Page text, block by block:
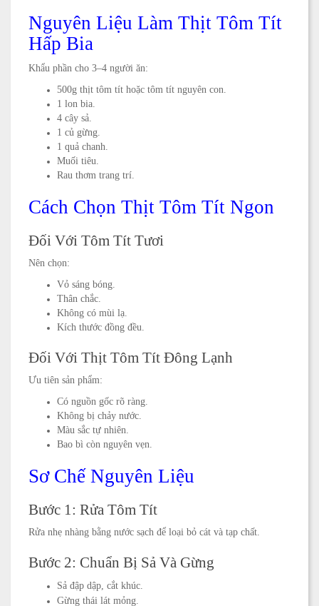
Nguyên Liệu Làm Thịt Tôm Tít
Hấp Bia
Khẩu phần cho 3–4 người ăn:
500g thịt tôm tít hoặc tôm tít nguyên con.
1 lon bia.
4 cây sả.
1 củ gừng.
1 quả chanh.
Muối tiêu.
Rau thơm trang trí.
Cách Chọn Thịt Tôm Tít Ngon
Đối Với Tôm Tít Tươi
Nên chọn:
Vỏ sáng bóng.
Thân chắc.
Không có mùi lạ.
Kích thước đồng đều.
Đối Với Thịt Tôm Tít Đông Lạnh
Ưu tiên sản phẩm:
Có nguồn gốc rõ ràng.
Không bị chảy nước.
Màu sắc tự nhiên.
Bao bì còn nguyên vẹn.
Sơ Chế Nguyên Liệu
Bước 1: Rửa Tôm Tít
Rửa nhẹ nhàng bằng nước sạch để loại bỏ cát và tạp chất.
Bước 2: Chuẩn Bị Sả Và Gừng
Sả đập dập, cắt khúc.
Gừng thái lát mỏng.